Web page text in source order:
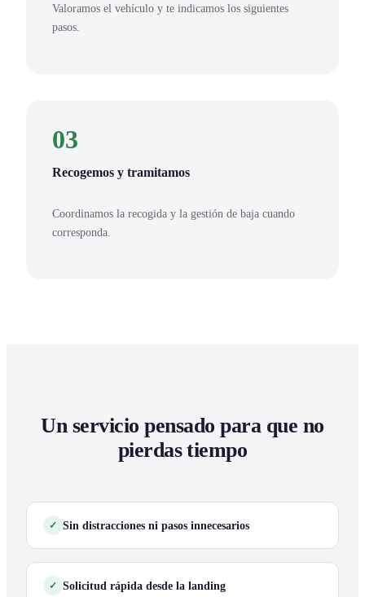
Valoramos el vehículo y te indicamos los siguientes
pasos.
03
Recogemos y tramitamos
Coordinamos la recogida y la gestión de baja cuando
corresponda.
Un servicio pensado para que no
pierdas tiempo
Sin distracciones ni pasos innecesarios
Solicitud rápida desde la landing